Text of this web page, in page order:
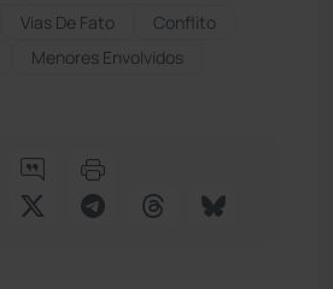
Vias De Fato
Conflito
Menores Envolvidos